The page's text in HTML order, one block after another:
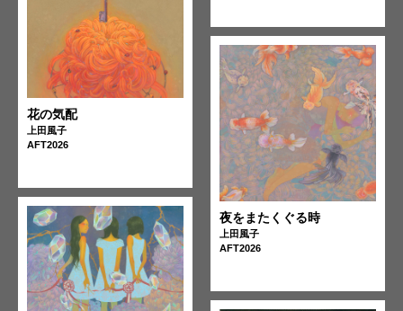
花の気配
上田風子
AFT2026
夜をまたくぐる時
上田風子
AFT2026